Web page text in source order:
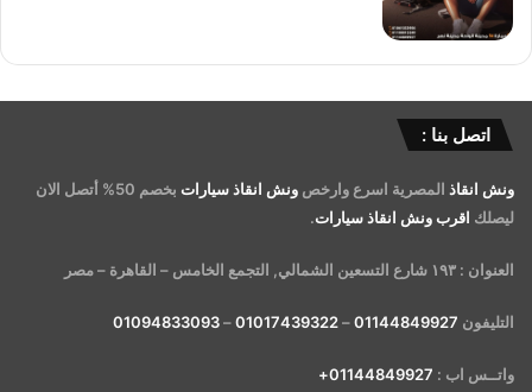
اتصل بنا :
ونش انقاذ المصرية اسرع وارخص ونش انقاذ سيارات
بخصم 50% أتصل الان
ليصلك اقرب ونش انقاذ سيارات.
العنوان : ١٩٣ شارع التسعين الشمالي, التجمع الخامس – القاهرة – مصر
التليفون 01144849927
–
01017439322
–
01094833093
واتــس اب : 01144849927+